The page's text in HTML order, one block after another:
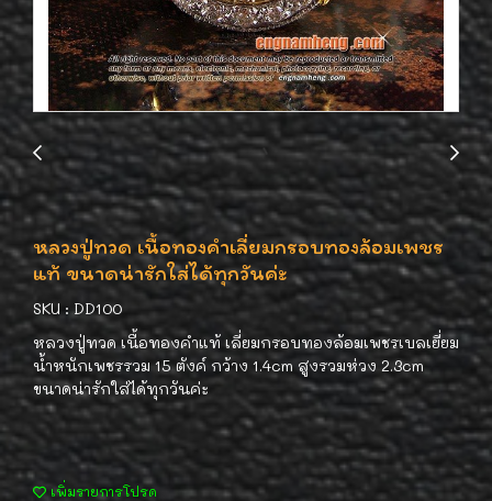
หลวงปู่ทวด เนื้อทองคำเลี่ยมกรอบทองล้อมเพชร
แท้ ขนาดน่ารักใส่ได้ทุกวันค่ะ
SKU : DD100
หลวงปู่ทวด เนื้อทองคำแท้ เลี่ยมกรอบทองล้อมเพชรเบลเยี่ยม
น้ำหนักเพชรรวม 15 ตังค์ กว้าง 1.4cm สูงรวมห่วง 2.3cm
ขนาดน่ารักใส่ได้ทุกวันค่ะ
เพิ่มรายการโปรด